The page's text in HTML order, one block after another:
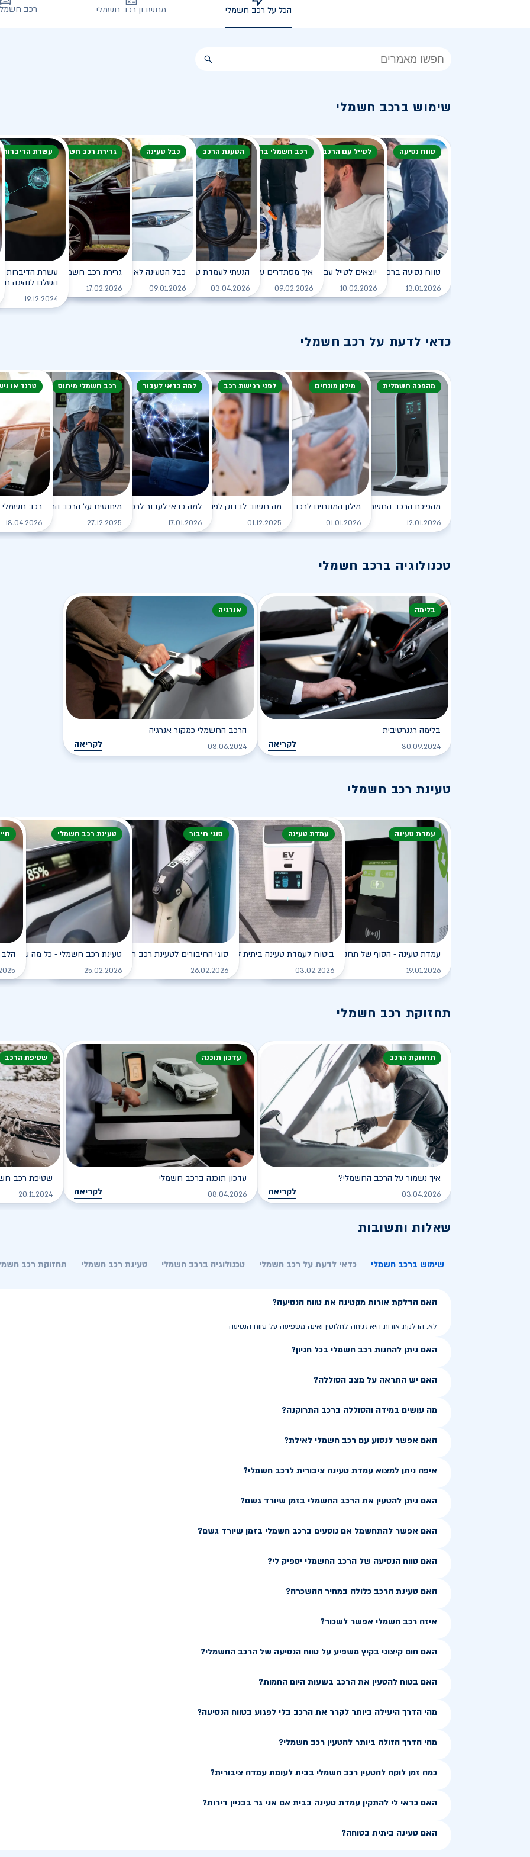
הכל על רכב חשמלי מחשבון רכב חשמלי רכב
הכל
חשמלי
שימוש ברכב חשמלי
טווח נסיעה
טווח נסיעה ברכב חשמלי - כל מה שצריך לדעת
13.01.2026 לקריאה
לטייל עם הרכב
יוצאים לטייל עם רכב חשמלי
10.02.2026 לקריאה
רכב חשמלי בחורף
איך מסתדרים עם הרכב החשמלי בחורף?
09.02.2026 לקריאה
הטענת הרכב
הגעתי לעמדת טעינה, מה עלי לעשות?
03.04.2026 לקריאה
כבל טעינה
כבל הטעינה לא משתחרר מהרכב. מה עושים?
09.01.2026 לקריאה
גרירת רכב חשמלי
גרירת רכב חשמלי - מה עושים?
17.02.2026
עשרת הדיברות
עשרת הדיברות
השלם לנהיגה
19.12.2024
כדאי לדעת על רכב חשמלי
מהפכה חשמלית
מהפיכת הרכב החשמלי
12.01.2026 לקריאה
מילון מונחים
מילון המונחים לרכב החשמלי
01.01.2026 לקריאה
לפני רכישת רכב
מה חשוב לבדוק לפני רכישת רכב חשמלי?
01.12.2025 לקריאה
למה כדאי לעבור
למה כדאי לעבור לרכב חשמלי?
17.01.2026 לקריאה
רכב חשמלי מיתוס
מיתוסים על הרכב החשמלי שכדאי
27.12.2025
טרנד או
רכב חשמלי
18.04.2026
טכנולוגיה ברכב חשמלי
בלימה
בלימה רגנרטיבית
30.09.2024 לקריאה
אנרגיה
הרכב החשמלי כמקור אנרגיה
03.06.2024 לקריאה
טעינת רכב חשמלי
עמדת טעינה
עמדת טעינה - הסוף של תחנת הדלק?
19.01.2026 לקריאה
עמדת טעינה
ביטוח לעמדת טעינה ביתית לרכב החשמלי
03.02.2026
סוגי חיבור
סוגי החיבורים לטעינת רכב חשמלי
26.02.2026
טעינת רכב חשמלי
טעינת רכב חשמלי - כל מה שצריך
25.02.2026
תחזוקת רכב חשמלי
תחזוקת הרכב
איך נשמור על הרכב החשמלי?
03.04.2026 לקריאה
עדכון תוכנה
עדכון תוכנה ברכב חשמלי
08.04.2026 לקריאה
שטיפת הרכב
שטיפת רכב
20.11.2024
שאלות ותשובות
שימוש ברכב חשמלי כדאי לדעת על רכב חשמלי טכנולוגיה ברכב חשמלי טעינת רכב חשמלי תחזוקת רכב
האם הדלקת אורות מקטינה את טווח הנסיעה?
לא. הדלקת אורות היא זניחה לחלוטין ואינה משפיעה על טווח הנסיעה
האם ניתן להחנות רכב חשמלי בכל חניון?
האם יש התראה על מצב הסוללה?
מה עושים במידה והסוללה ברכב התרוקנה?
האם אפשר לנסוע עם רכב חשמלי לאילת?
איפה ניתן למצוא עמדת טעינה ציבורית לרכב חשמלי?
האם ניתן להטעין את הרכב החשמלי בזמן שיורד גשם?
האם אפשר להתחשמל אם נוסעים ברכב חשמלי בזמן שיורד גשם?
האם טווח הנסיעה של הרכב החשמלי יספיק לי?
האם טעינת הרכב כלולה במחיר ההשכרה?
איזה רכב חשמלי אפשר לשכור?
האם חום קיצוני בקיץ משפיע על טווח הנסיעה של הרכב החשמלי?
האם בטוח להטעין את הרכב בשעות היום החמות?
מהי הדרך היעילה ביותר לקרר את הרכב בלי לפגוע בטווח הנסיעה?
מהי הדרך הזולה ביותר להטעין רכב חשמלי?
כמה זמן לוקח להטעין רכב חשמלי בבית לעומת עמדה ציבורית?
האם כדאי לי להתקין עמדת טעינה בבית אם אני גר בבניין דירות?
האם טעינה ביתית בטוחה?